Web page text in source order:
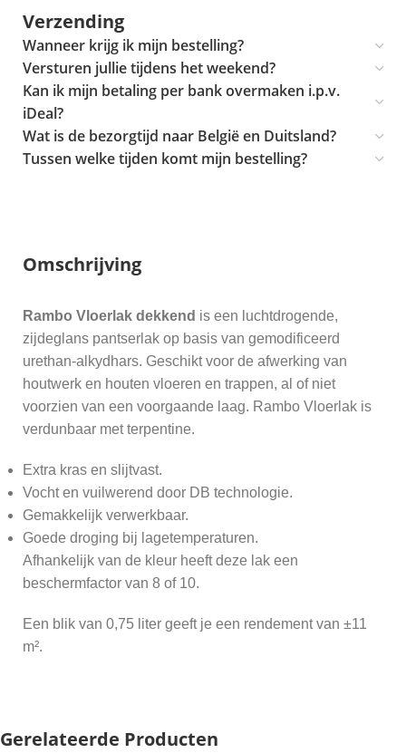
Omschrijving
Rambo Vloerlak dekkend is een luchtdrogende,
zijdeglans pantserlak op basis van gemodificeerd
urethan-alkydhars. Geschikt voor de afwerking van
houtwerk en houten vloeren en trappen, al of niet
voorzien van een voorgaande laag. Rambo Vloerlak is
verdunbaar met terpentine.
Extra kras en slijtvast.
Vocht en vuilwerend door DB technologie.
Gemakkelijk verwerkbaar.
Goede droging bij lagetemperaturen.
Afhankelijk van de kleur heeft deze lak een
beschermfactor van 8 of 10.
Een blik van 0,75 liter geeft je een rendement van ±11
m².
Verzending
Wanneer krijg ik mijn bestelling?
Versturen jullie tijdens het weekend?
Kan ik mijn betaling per bank overmaken i.p.v.
iDeal?
Wat is de bezorgtijd naar België en Duitsland?
Tussen welke tijden komt mijn bestelling?
Gerelateerde Producten